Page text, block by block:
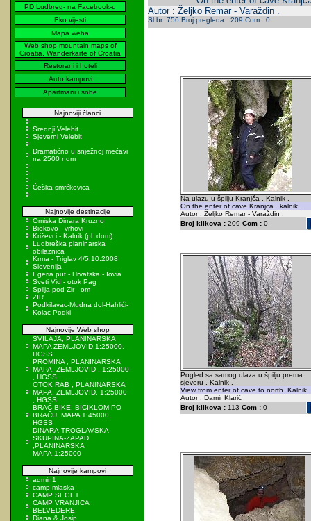
PD Ludbreg- na Facebook-u
Eko vijesti
Mapa weba
Web shop mountain maps of
Croatia, Wanderkarte of Croatia
Restorani i hoteli
Auto kampovi
Apartmani i sobe
Najnoviji članci
Srednji Velebit
Sjeverni Velebit
Dramatično u snježnoj mećavi
na 2500 ndm
Češka smrčkovica
Najnovije destinacije
Omiska Dinara Kruzno
Biokovo - vrhovi
Križevci - Kalnik (pl. dom)
Ludbreška planinarska
obilaznica
Krma - Triglav 4/5.10.2008
Slovenija
Egeria put - Hrvatska - Iovia
Sveti Vid - otok Pag
Spilja pod Zir - om
ZIR
Podkilavac-Mudna dol-Hahlići-
Kolac-Podki
Najnovije Web shop
SVILAJA, PLANINARSKA
MAPA ZEMLJOVID,1:25000,
HGSS
PROMINA , PLANINARSKA
MAPA, ZEMLJOVID , 1:25000
, HGSS
OTOK RAB , PLANINARSKA
MAPA, ZEMLJOVID, 1:25000
, HGSS
BRAČ BIKE, BICIKLOM PO
BRAČU, MAPA 1:45000,
HGSS
DINARA-TROGLAVSKA
SKUPINA-ZAPAD
,PLANINARSKA
MAPA,1:25000
Najnovije kampovi
admin1
camp mlaska
CAMP SEGET
CAMP VRANJICA
BELVEDERE
Diana & Josip
Autor : Željko Remar - Varaždin .
Sl.br: 756 Broj pregleda : 209 Com : 0
Na ulazu u špilju Kranjča . Kalnik .
On the enter of cave Kranjca . kalnik .
Autor : Željko Remar - Varaždin .
Broj klikova :209 Com :0
Pogled sa samog ulaza u špilju prema
sjeveru . Kalnik .
View from enter of cave to north. Kalnik .
Autor : Damir Klarić
Broj klikova :113 Com :0